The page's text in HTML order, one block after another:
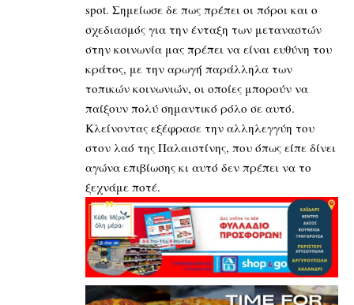
spot. Σημείωσε δε πως πρέπει οι πόροι και ο
σχεδιασμός για την ένταξη των μεταναστών
στην κοινωνία μας πρέπει να είναι ευθύνη του
κράτος, με την αρωγή παράλληλα των
τοπικών κοινωνιών, οι οποίες μπορούν να
παίξουν πολύ σημαντικό ρόλο σε αυτό.
Κλείνοντας εξέφρασε την αλληλεγγύη του
στον λαό της Παλαιστίνης, που όπως είπε δίνει
αγώνα επιβίωσης κι αυτό δεν πρέπει να το
ξεχνάμε ποτέ.